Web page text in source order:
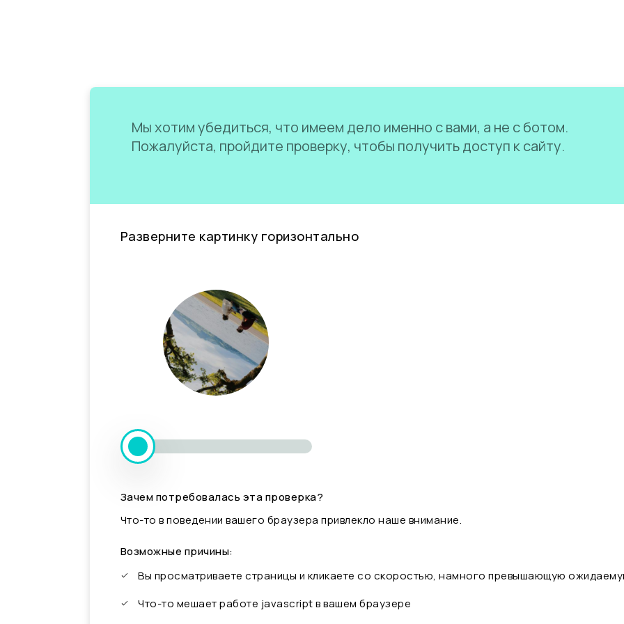
Мы хотим убедиться, что имеем дело именно с вами, а не с ботом.
Пожалуйста, пройдите проверку, чтобы получить доступ к сайту.
Разверните картинку горизонтально
Зачем потребовалась эта проверка?
Что-то в поведении вашего браузера привлекло наше внимание.
Возможные причины:
Вы просматриваете страницы и кликаете со скоростью, намного превышающую
Что-то мешает работе javascript в вашем браузере